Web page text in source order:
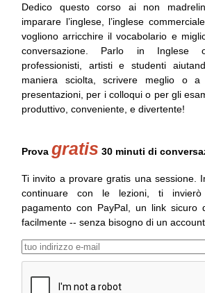
Dedico questo corso ai non
imparare l’inglese, l’inglese
vogliono arricchire il vocabolario e
conversazione. Parlo in Inglese
professionisti, artisti e studenti
maniera sciolta, scrivere meglio o
presentazioni, per i colloqui o per gli
produttivo, conveniente, e divertente!
Prova gratis 30 minuti di
Ti invito a provare gratis una sessione.
continuare con le lezioni, ti
pagamento con PayPal, un link sicuro
facilmente -- senza bisogno di un account